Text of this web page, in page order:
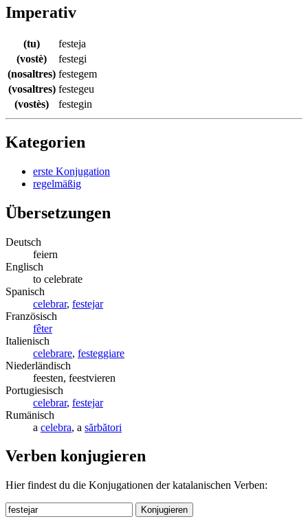
Imperativ
(tu)
festeja
(vostè)
festegi
(nosaltres) festegem
(vosaltres) festegeu
(vostès)
festegin
Kategorien
erste Konjugation
regelmäßig
Übersetzungen
Deutsch
feiern
Englisch
to celebrate
Spanisch
celebrar, festejar
Französisch
fêter
Italienisch
celebrare, festeggiare
Niederländisch
feesten, feestvieren
Portugiesisch
celebrar, festejar
Rumänisch
a celebra, a sărbători
Verben konjugieren
Hier findest du die Konjugationen der katalanischen Verben:
Konjugieren